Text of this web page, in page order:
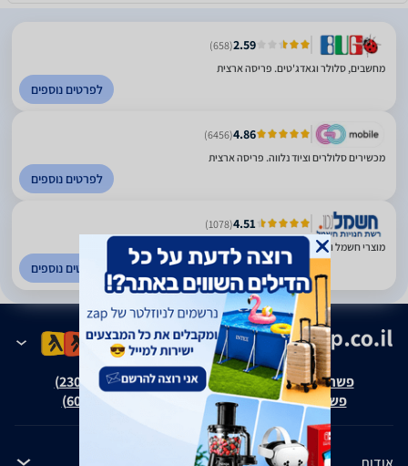
2.59
(658)
מחשבים, סלולר וגאדג'טים. פריסה ארצית
לפרטים נוספים
4.86
(6456)
מכשירים סלולרים וציוד נלווה. פריסה ארצית
לפרטים נוספים
4.51
(1078)
מוצרי חשמל ואלקטרוניקה. פריסה ארצית
לפרטים נוספים
פשרה בת"צ אבנצ'יק נ' זאפ גרופ (ת"צ 23008-08-20)
פשרה בת"צ כהנים נ' זאפ גרופ (ת"צ 60371-12-19)